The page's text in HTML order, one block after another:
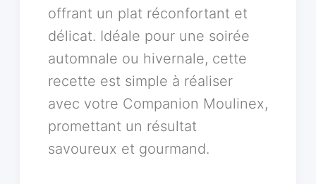
offrant un plat réconfortant et
délicat. Idéale pour une soirée
automnale ou hivernale, cette
recette est simple à réaliser
avec votre Companion Moulinex,
promettant un résultat
savoureux et gourmand.